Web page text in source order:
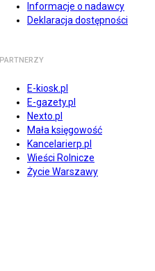
Informacje o nadawcy
Deklaracja dostępności
PARTNERZY
E-kiosk.pl
E-gazety.pl
Nexto.pl
Mała księgowość
Kancelarierp.pl
Wieści Rolnicze
Życie Warszawy